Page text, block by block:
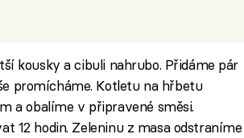
kousky a cibuli nahrubo. Přidáme pár
promícháme. Kotletu na hřbetu
a obalíme v připravené směsi.
12 hodin. Zeleninu z masa odstraníme